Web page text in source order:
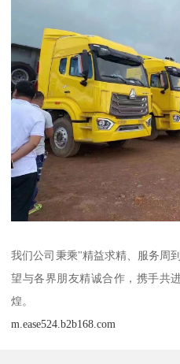
我们公司秉乘"精益求精、服务周
望与各界朋友精诚合作，携手共
煌。
m.ease524.b2b168.com